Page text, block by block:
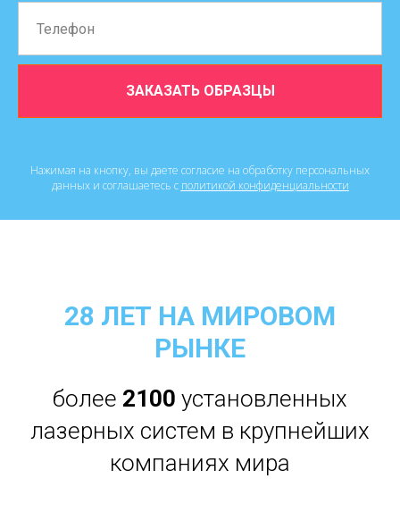
ЗАКАЗАТЬ ОБРАЗЦЫ
Нажимая на кнопку, вы даете согласие на обработку персональных
данных и соглашаетесь c политикой конфиденциальности
28 ЛЕТ НА МИРОВОМ
РЫНКЕ
более 2100 установленных
лазерных систем в крупнейших
компаниях мира